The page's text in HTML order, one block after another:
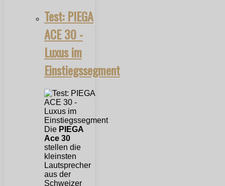
Test: PIEGA
ACE 30 -
Luxus im
Einstiegssegment
Die PIEGA
Ace 30
stellen die
kleinsten
Lautsprecher
aus der
Schweizer